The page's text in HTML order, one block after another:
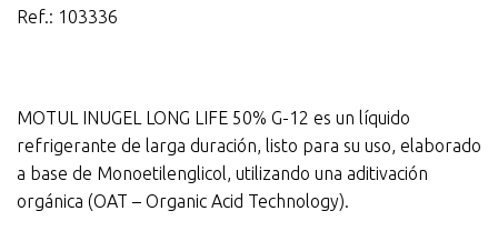
Ref.: 103336
MOTUL INUGEL LONG LIFE 50% G-12 es un líquido
refrigerante de larga duración, listo para su uso, elaborado
a base de Monoetilenglicol, utilizando una aditivación
orgánica (OAT – Organic Acid Technology).